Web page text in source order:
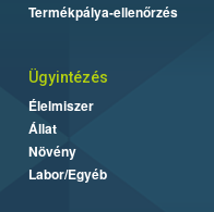
Termékpálya-ellenőrzés
Ügyintézés
Élelmiszer
Állat
Növény
Labor/Egyéb